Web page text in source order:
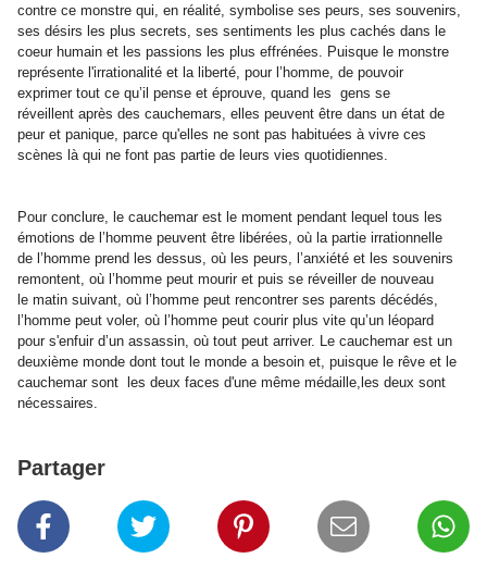
contre ce monstre qui, en réalité, symbolise ses peurs, ses souvenirs,
ses désirs les plus secrets, ses sentiments les plus cachés dans le
coeur humain et les passions les plus effrénées. Puisque le monstre
représente l'irrationalité et la liberté, pour l’homme, de pouvoir
exprimer tout ce qu’il pense et éprouve, quand les gens se
réveillent après des cauchemars, elles peuvent être dans un état de
peur et panique, parce qu'elles ne sont pas habituées à vivre ces
scènes là qui ne font pas partie de leurs vies quotidiennes.
Pour conclure, le cauchemar est le moment pendant lequel tous les
émotions de l’homme peuvent être libérées, où la partie irrationnelle
de l’homme prend les dessus, où les peurs, l’anxiété et les souvenirs
remontent, où l’homme peut mourir et puis se réveiller de nouveau
le matin suivant, où l’homme peut rencontrer ses parents décédés,
l’homme peut voler, où l’homme peut courir plus vite qu’un léopard
pour s'enfuir d’un assassin, où tout peut arriver. Le cauchemar est un
deuxième monde dont tout le monde a besoin et, puisque le rêve et le
cauchemar sont les deux faces d'une même médaille, les deux sont
nécessaires.
Partager